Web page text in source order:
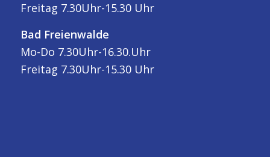
Freitag 7.30Uhr-15.30 Uhr
Bad Freienwalde
Mo-Do 7.30Uhr-16.30.Uhr
Freitag 7.30Uhr-15.30 Uhr